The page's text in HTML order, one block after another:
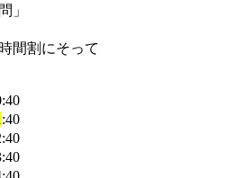
」
間割にそって
:40